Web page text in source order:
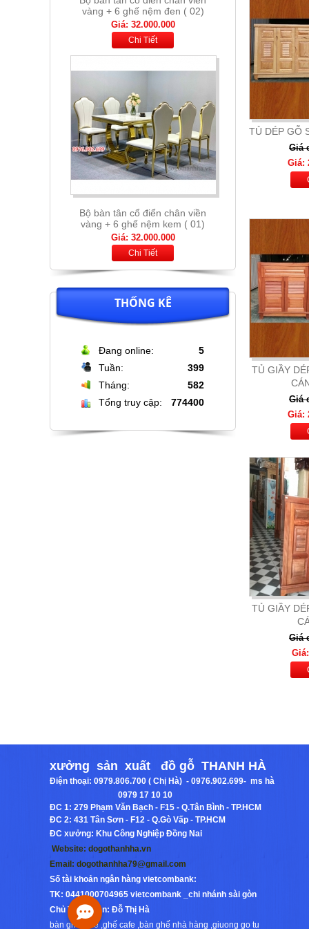
Bộ bàn tân cổ điển chân viền
vàng + 6 ghế nệm kem ( 01)
Giá: 32.000.000
Chi Tiết
Bộ bàn thông minh mặt đá nhập
khẩu + 6 ghế nệm cam xám
Giá: 13.900.000
Chi Tiết
Bộ bàn đá tròn xoay cao cấp + 6
BÀN ĂN MẶT ĐÁ CẨM THẠCH 6
GHẾ H1
Giá: 9,000,000 Đ
Chi Tiết
THỐNG KÊ
Đang online:
Tuần:
Tháng:
Tổng truy cập:
5
399
582
774400
TỦ DÉP GỖ
Giá
Giá:
TỦ GIẦY
Giá
Giá:
TỦ GIẦY
Giá
xưởng sản xuất đồ gỗ THANH HÀ
Điện thoại: 0979.806.700 ( Chị Hà) - 0976.902.699- ms hà
0979 17 10 10
ĐC 1: 279 Phạm Văn Bạch - F15 - Q.Tân Bình - TP.HCM
ĐC 2: 431 Tân Sơn - F12 - Q.Gò Vấp - TP.HCM
ĐC xưởng: Khu Công Nghiệp Đồng Nai
Website: dogothanhha.vn
Email: dogothanhha79@gmail.com
Số tài khoản ngân hàng vietcombank:
TK: 0441000704965 vietcombank _chi nhánh sài gòn
Chủ Tài Khoản: Đỗ Thị Hà
bàn ghế cafe,ghế cafe ,bàn ghế nhà hàng ,giuong go tu